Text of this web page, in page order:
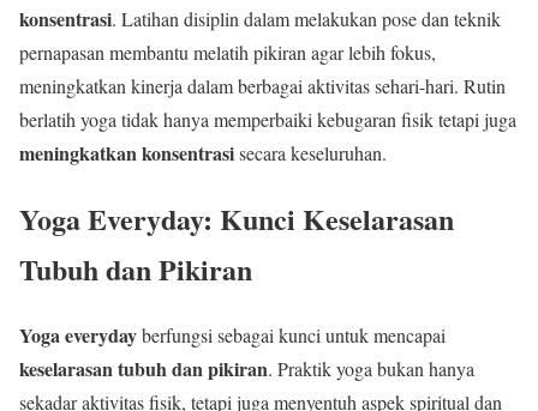
konsentrasi. Latihan disiplin dalam melakukan pose dan teknik
pernapasan membantu melatih pikiran agar lebih fokus,
meningkatkan kinerja dalam berbagai aktivitas sehari-hari. Rutin
berlatih yoga tidak hanya memperbaiki kebugaran fisik tetapi juga
meningkatkan konsentrasisecara keseluruhan.
Yoga Everyday: Kunci Keselarasan
Tubuh dan Pikiran
Yoga everydayberfungsi sebagai kunci untuk mencapai
keselarasan tubuh dan pikiran. Praktik yoga bukan hanya
sekadar aktivitas fisik, tetapi juga menyentuh aspek spiritual dan